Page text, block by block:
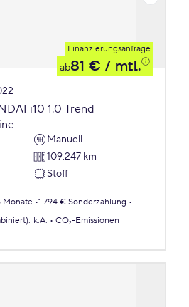
Finanzierungsanfrage
ab81 € / mtl.
i10 1.0 Trend
Manuell
109.247 km
Stoff
Monate 1.794 € Sonderzahlung
: k.A.
CO₂-Emissionen